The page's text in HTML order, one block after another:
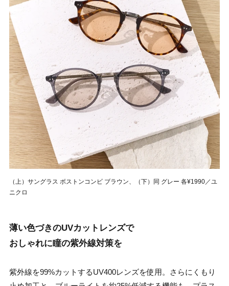
（上）サングラス ボストンコンビ ブラウン、（下）同 グレー 各¥1990／ユ
ニクロ
薄い色づきのUVカットレンズで
おしゃれに瞳の紫外線対策を
紫外線を99%カットするUV400レンズを使用。さらにくもり